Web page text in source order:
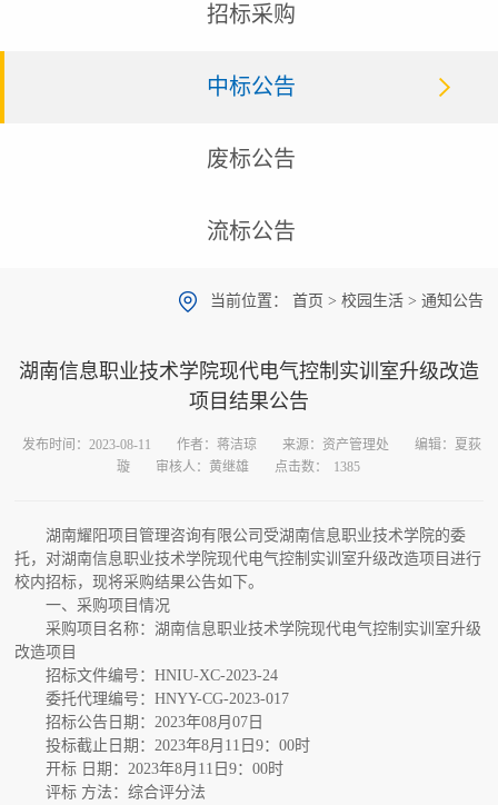
招标采购
中标公告
废标公告
流标公告
当前位置： 首页 > 校园生活> 通知公告
湖南信息职业技术学院现代电气控制实训室升级改造
项目结果公告
发布时间：2023-08-11 作者：蒋洁琼 来源：资产管理处
编辑：夏荻
璇
审核人：黄继雄 点击数： 1385
湖南耀阳项目管理咨询有限公司受湖南信息职业技术学院的委
托，对湖南信息职业技术学院现代电气控制实训室升级改造项目进行
校内招标，现将采购结果公告如下。
一、采购项目情况
采购项目名称：湖南信息职业技术学院现代电气控制实训室升级
改造项目
招标文件编号：HNIU-XC-2023-24
委托代理编号：HNYY-CG-2023-017
招标公告日期：2023年08月07日
投标截止日期：2023年8月11日9：00时
开标 日期：2023年8月11日9：00时
评标 方法：综合评分法